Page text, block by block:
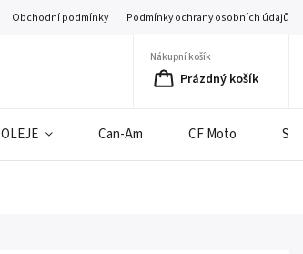
Obchodní podmínky Podmínky ochrany osobních údajů
Nákupní košík
Prázdný košík
OLEJE Can-Am CF Moto